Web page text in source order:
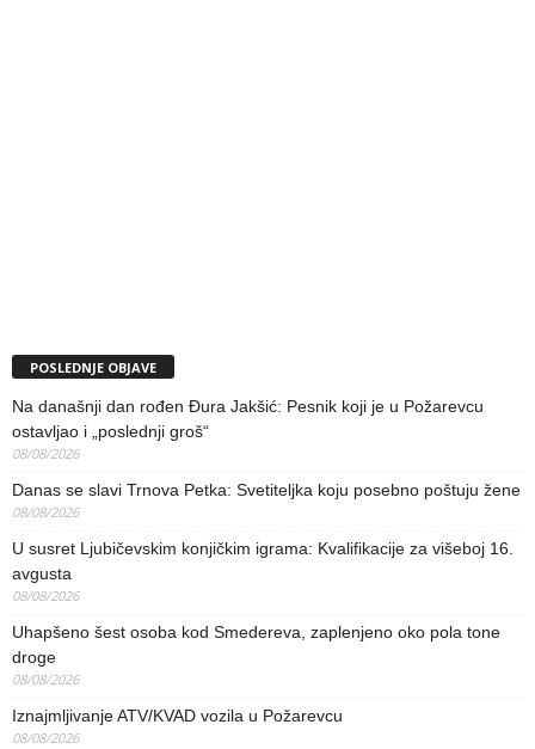
POSLEDNJE OBJAVE
Na današnji dan rođen Đura Jakšić: Pesnik koji je u Požarevcu
ostavljao i „poslednji groš“
08/08/2026
Danas se slavi Trnova Petka: Svetiteljka koju posebno poštuju žene
08/08/2026
U susret Ljubičevskim konjičkim igrama: Kvalifikacije za višeboj 16.
avgusta
08/08/2026
Uhapšeno šest osoba kod Smedereva, zaplenjeno oko pola tone
droge
08/08/2026
Iznajmljivanje ATV/KVAD vozila u Požarevcu
08/08/2026